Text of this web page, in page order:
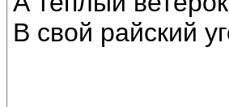
В свой райский